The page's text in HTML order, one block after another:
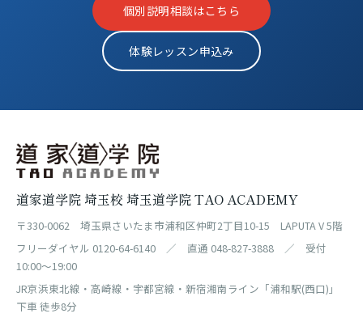
個別説明相談はこちら
体験レッスン申込み
道家道学院 埼玉校 埼玉道学院 TAO ACADEMY
〒330-0062 埼玉県さいたま市浦和区仲町2丁目10-15 LAPUTA V 5階
フリーダイヤル 0120-64-6140 ／ 直通 048-827-3888 ／ 受付
10:00〜19:00
JR京浜東北線・高崎線・宇都宮線・新宿湘南ライン「浦和駅(西口)」
下車 徒歩8分